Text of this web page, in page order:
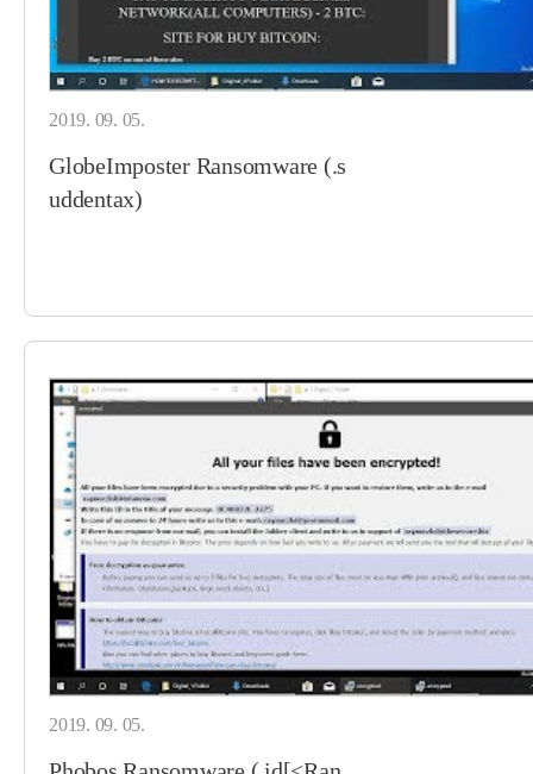
2019. 09. 05.
GlobeImposter Ransomware (.s
uddentax)
2019. 09. 05.